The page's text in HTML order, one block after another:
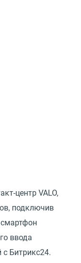
центр VALO,
подключив
ввода
с Битрикс24.